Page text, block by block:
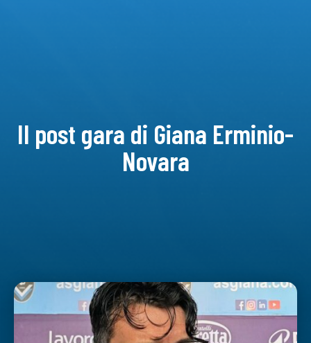
Il post gara di Giana Erminio-
Novara